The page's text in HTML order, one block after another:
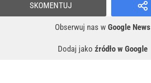
Obserwuj nas w Google News
Dodaj jako źródło w Google
SKOMENTUJ